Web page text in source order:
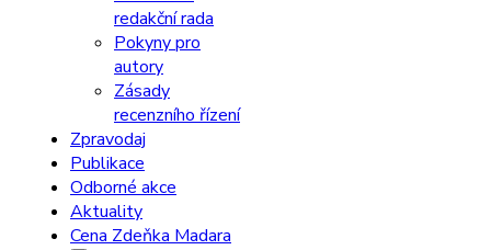
redakční rada
Pokyny pro
autory
Zásady
recenzního řízení
Zpravodaj
Publikace
Odborné akce
Aktuality
Cena Zdeňka Madara